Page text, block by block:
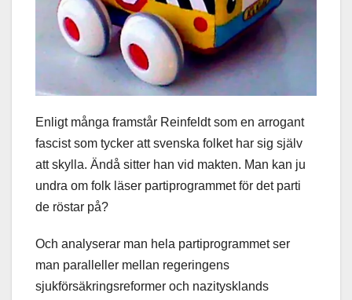
Enligt många framstår Reinfeldt som en arrogant
fascist som tycker att svenska folket har sig själv
att skylla. Ändå sitter han vid makten. Man kan ju
undra om folk läser partiprogrammet för det parti
de röstar på?
Och analyserar man hela partiprogrammet ser
man paralleller mellan regeringens
sjukförsäkringsreformer och nazitysklands